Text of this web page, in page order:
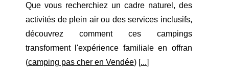
Que vous recherchiez un cadre naturel, des
activités de plein air ou des services inclusifs,
découvrez comment ces campings
transforment l'expérience familiale en offran
(camping pas cher en Vendée) [...]